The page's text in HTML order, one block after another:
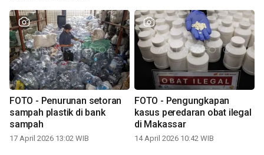
FOTO - Penurunan setoran
sampah plastik di bank
sampah
17 April 2026 13:02 WIB
FOTO - Pengungkapan
kasus peredaran obat ilegal
di Makassar
14 April 2026 10:42 WIB